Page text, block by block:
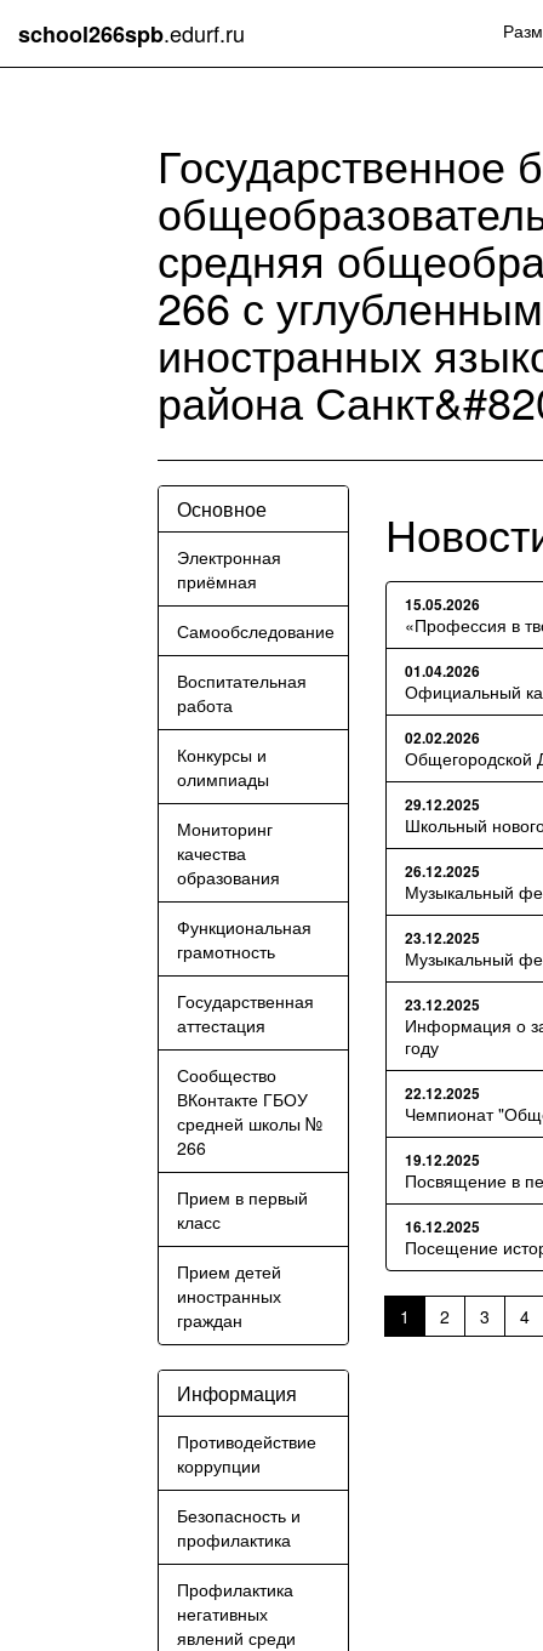
school266spb.edurf.ru
Государственное
средняя
266 с
иностранных
района
Основное
Электронная
приёмная
Самообследование
Воспитательная
работа
Конкурсы и
олимпиады
Мониторинг
качества
образования
Функциональная
грамотность
Государственная
аттестация
Сообщество
ВКонтакте ГБОУ
средней школы №
266
Прием в первый
класс
Прием детей
иностранных
граждан
Информация
Противодействие
коррупции
Безопасность и
профилактика
Профилактика
негативных
явлений среди
15.05.2026
​«Профессия в
01.04.2026
Официальный
02.02.2026
Общегородской
29.12.2025
​Школьный
26.12.2025
​Музыкальный
23.12.2025
​Музыкальный
23.12.2025
Информация о
году
22.12.2025
​Чемпионат
19.12.2025
​Посвящение в
16.12.2025
​Посещение
1 2 3 4